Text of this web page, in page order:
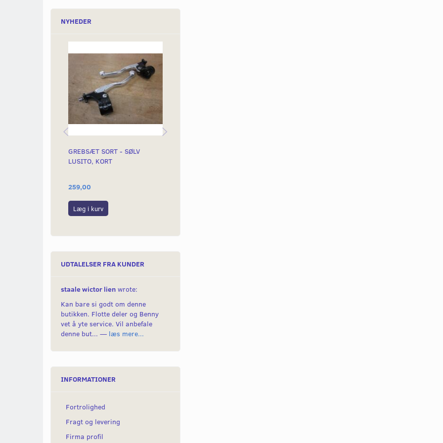
NYHEDER
GREBSÆT SORT - SØLV
LUSITO, KORT
259,00
Læg i kurv
UDTALELSER FRA KUNDER
staale wictor lien wrote:
Kan bare si godt om denne
butikken. Flotte deler og Benny
vet å yte service. Vil anbefale
denne but... — læs mere...
INFORMATIONER
Fortrolighed
Fragt og levering
Firma profil